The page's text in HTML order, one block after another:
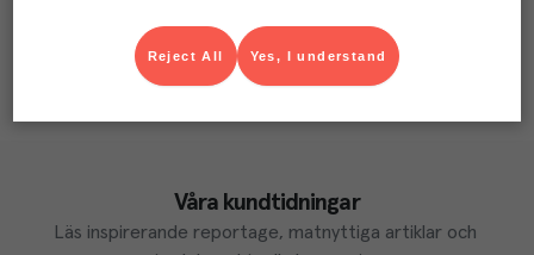
Våra kundtidningar
Läs inspirerande reportage, matnyttiga artiklar och
Yes, I understand
Reject All